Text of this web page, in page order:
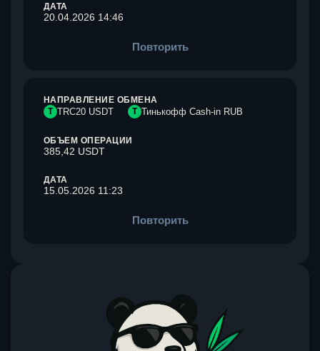
ДАТА
20.04.2026 14:46
Повторить
НАПРАВЛЕНИЕ ОБМЕНА
T TRC20 USDT Т Тинькофф Cash-in RUB
ОБЪЕМ ОПЕРАЦИИ
385,42 USDT
ДАТА
15.05.2026 11:23
Повторить